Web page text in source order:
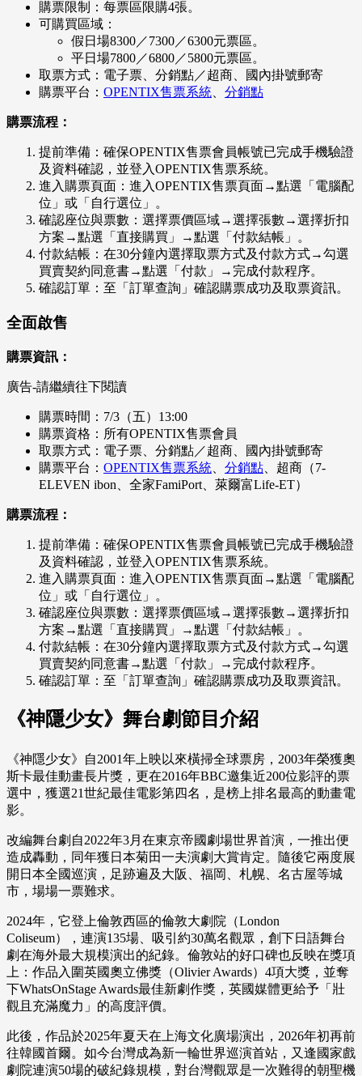
購票限制：每票區限購4張。
可購買區域：
假日場8300／7300／6300元票區。
平日場7800／6800／5800元票區。
取票方式：電子票、分銷點／超商、國內掛號郵寄
購票平台： OPENTIX售票系統、 分銷點
購票流程：
提前準備：確保OPENTIX售票會員帳號已完成手機驗證
及資料確認，並登入OPENTIX售票系統。
進入購票頁面：進入OPENTIX售票頁面→點選「電腦配
位」或「自行選位」。
確認座位與票數：選擇票價區域→選擇張數→選擇折扣
方案→點選「直接購買」→點選「付款結帳」。
付款結帳：在30分鐘內選擇取票方式及付款方式→勾選
買賣契約同意書→點選「付款」→完成付款程序。
確認訂單：至「訂單查詢」確認購票成功及取票資訊。
全面啟售
購票資訊：
廣告-請繼續往下閱讀
購票時間：7/3（五）13:00
購票資格：所有OPENTIX售票會員
取票方式：電子票、分銷點／超商、國內掛號郵寄
購票平台： OPENTIX售票系統 分銷點 、超商（7-
ELEVEN ibon、全家FamiPort、萊爾富Life-ET）
購票流程：
提前準備：確保OPENTIX售票會員帳號已完成手機驗證
及資料確認，並登入OPENTIX售票系統。
進入購票頁面：進入OPENTIX售票頁面→點選「電腦配
位」或「自行選位」。
確認座位與票數：選擇票價區域→選擇張數→選擇折扣
方案→點選「直接購買」→點選「付款結帳」。
付款結帳：在30分鐘內選擇取票方式及付款方式→勾選
買賣契約同意書→點選「付款」→完成付款程序。
確認訂單：至「訂單查詢」確認購票成功及取票資訊。
《神隱少女》舞台劇節目介紹
《神隱少女》自2001年上映以來橫掃全球票房，2003年榮獲奧
斯卡最佳動畫長片獎，更在2016年BBC邀集近200位影評的票
選中，獲選21世紀最佳電影第四名，是榜上排名最高的動畫電
影。
改編舞台劇自2022年3月在東京帝國劇場世界首演，一推出便
造成轟動，同年獲日本菊田一夫演劇大賞肯定。隨後它兩度展
開日本全國巡演，足跡遍及大阪、福岡、札幌、名古屋等城
市，場場一票難求。
2024年，它登上倫敦西區的倫敦大劇院（London
Coliseum），連演135場、吸引約30萬名觀眾，創下日語舞台
劇在海外最大規模演出的紀錄。倫敦站的好口碑也反映在獎項
上：作品入圍英國奧立佛獎（Olivier Awards）4項大獎，並奪
下WhatsOnStage Awards最佳新劇作獎，英國媒體更給予「壯
觀且充滿魔力」的高度評價。
此後，作品於2025年夏天在上海文化廣場演出，2026年初再前
往韓國首爾。如今台灣成為新一輪世界巡演首站，又逢國家戲
劇院連演50場的破紀錄規模，對台灣觀眾是一次難得的朝聖機